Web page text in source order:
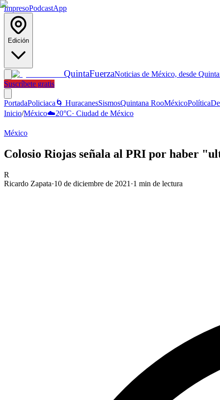
ImpresoPodcastApp
Edición
QuintaFuerzaNoticias de México, desde
Suscríbete gratis
PortadaPoliciaca 🌀 HuracanesSismosQuintana RooMéxicoPolítica
Inicio/México☁️20°C· Ciudad de México
México
Colosio Riojas señala al PRI por haber
R
Ricardo Zapata·10 de diciembre de 2021 ·1 min de lectura